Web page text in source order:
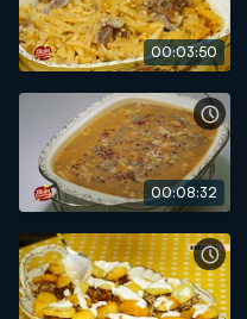
00:03:50
00:08:32